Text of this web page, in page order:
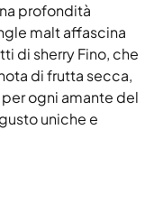
profondità
malt affascina
di sherry Fino, che
di frutta secca,
ogni amante del
uniche e